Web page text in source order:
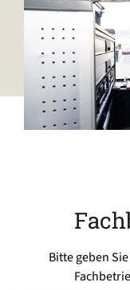
Bitte geben